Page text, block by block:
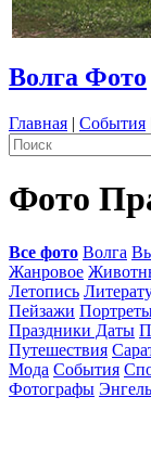
Волга Фото
Главная | События
Фото
Все фото Волга
Жанровое
Летопись
Пейзажи
Праздники Даты
Путешествия
Мода События
Фотографы